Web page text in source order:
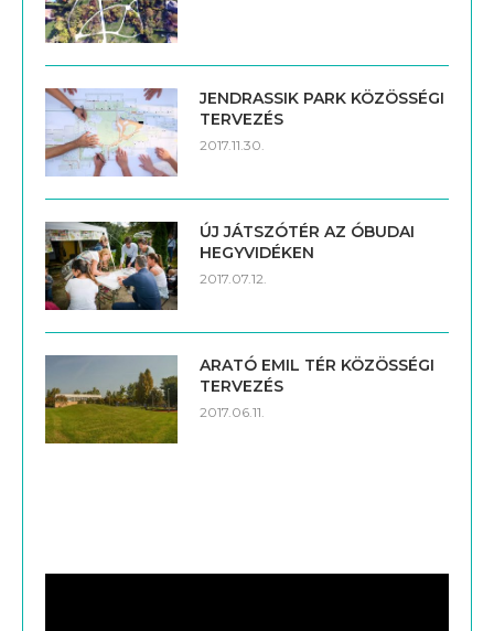
JENDRASSIK PARK KÖZÖSSÉGI
TERVEZÉS
2017.11.30.
ÚJ JÁTSZÓTÉR AZ ÓBUDAI
HEGYVIDÉKEN
2017.07.12.
ARATÓ EMIL TÉR KÖZÖSSÉGI
TERVEZÉS
2017.06.11.